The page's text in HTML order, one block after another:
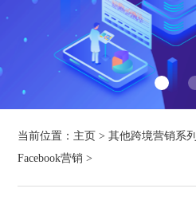
当前位置： 主页 >其他跨境营销系列
Facebook营销 >